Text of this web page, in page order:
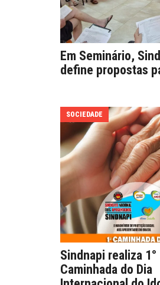
Em Seminário,
define propostas
SOCIEDADE
Sindnapi realiza 1°
Caminhada do Dia